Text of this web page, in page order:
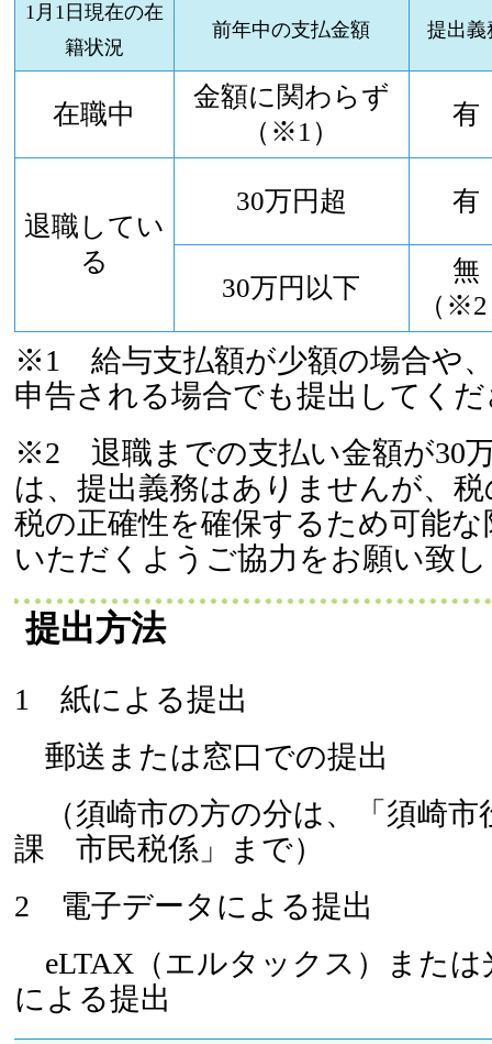
1月1日現在の在
籍状況
前年中の支払金額 提出義
在職中
金額に関わらず
（※1）
有
退職してい
る
30万円超 有
30万円以下
無
（
※1 給与支払額が少額の場合や
申告される場合でも提出してく
※2 退職までの支払い金額が30
は、提出義務はありませんが、
税の正確性を確保するため可能
いただくようご協力をお願い致
提出方法
1 紙による提出
郵送または窓口での提出
（須崎市の方の分は、「須崎
課 市民税係」まで）
2 電子データによる提出
eLTAX（エルタックス）または
による提出